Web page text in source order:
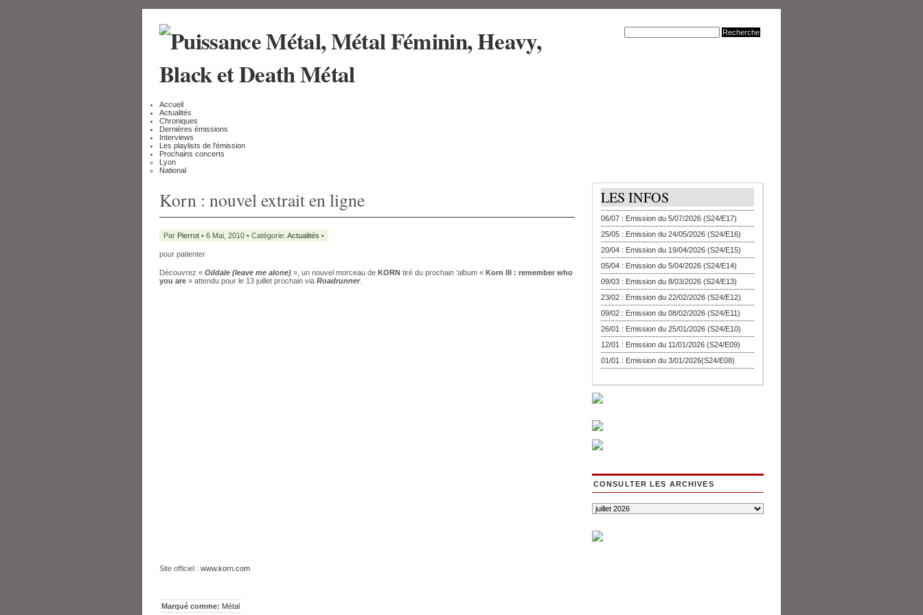
Accueil
Actualités
Chroniques
Dernières émissions
Interviews
Les playlists de l'émission
Prochains concerts
Lyon
National
Korn : nouvel extrait en ligne
Par Pierrot • 6 Mai, 2010 • Catégorie: Actualités •
pour patienter
Découvrez « Oildale (leave me alone) », un nouvel morceau de KORN tiré du prochain ‘album « Korn III : remember who
you are » attendu pour le 13 juillet prochain via Roadrunner.
Site officiel : www.korn.com
Marqué comme: Métal
LES INFOS
06/07 : Emission du 5/07/2026 (S24/E17)
25/05 : Emission du 24/05/2026 (S24/E16)
20/04 : Emission du 19/04/2026 (S24/E15)
05/04 : Emission du 5/04/2026 (S24/E14)
09/03 : Emission du 8/03/2026 (S24/E13)
23/02 : Emission du 22/02/2026 (S24/E12)
09/02 : Emission du 08/02/2026 (S24/E11)
26/01 : Emission du 25/01/2026 (S24/E10)
12/01 : Emission du 11/01/2026 (S24/E09)
01/01 : Emission du 3/01/2026(S24/E08)
CONSULTER LES ARCHIVES